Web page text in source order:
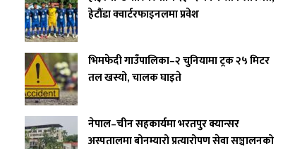
हेटौंडा क्वार्टरफाइनलमा प्रवेश
भिमफेदी गाउँपालिका–२ चुनियामा ट्रक २५ मिटर
तल खस्यो, चालक घाइते
नेपाल–चीन सहकार्यमा भरतपुर क्यान्सर
अस्पतालमा बोनम्यारो प्रत्यारोपण सेवा सञ्चालनको